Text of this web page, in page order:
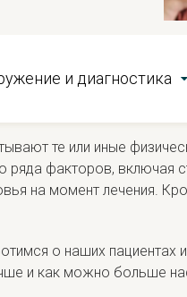
и диагностика
те или иные
факторов, включая
на момент лечения.
о наших
и как можно больше